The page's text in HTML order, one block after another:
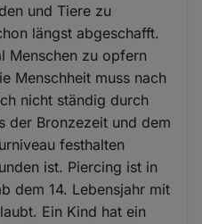
und Tiere zu
längst abgeschafft.
Menschen zu opfern
Menschheit muss nach
nicht ständig durch
der Bronzezeit und dem
festhalten
ist. Piercing ist in
dem 14. Lebensjahr mit
Ein Kind hat ein